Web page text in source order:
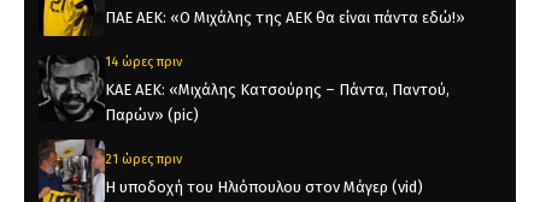
ΠΑΕ ΑΕΚ: «Ο Μιχάλης της ΑΕΚ θα είναι πάντα εδώ!»
14 ώρες πριν
KAE AEK: «Μιχάλης Κατσούρης – Πάντα, Παντού,
Παρών» (pic)
21 ώρες πριν
Η υποδοχή του Ηλιόπουλου στον Μάγερ (vid)